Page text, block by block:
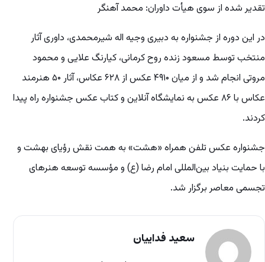
تقدیر شده از سوی هیأت داوران: محمد آهنگر
در این دوره از جشنواره به دبیری وجیه اله شیرمحمدی، داوری آثار
منتخب توسط مسعود زنده روح کرمانی، کیارنگ علایی و محمود
مروتی انجام شد و از میان ۴۹۱۰ عکس از ۶۲۸ عکاس، آثار ۵۰ هنرمند
عکاس با ۸۶ عکس به نمایشگاه آنلاین و کتاب عکس جشنواره راه پیدا
کردند.
جشنواره عکس تلفن همراه «هشت» به همت نقش رؤیای بهشت و
با حمایت بنیاد بین‌المللی امام رضا (ع) و مؤسسه توسعه هنرهای
تجسمی معاصر برگزار شد.
سعید فداییان